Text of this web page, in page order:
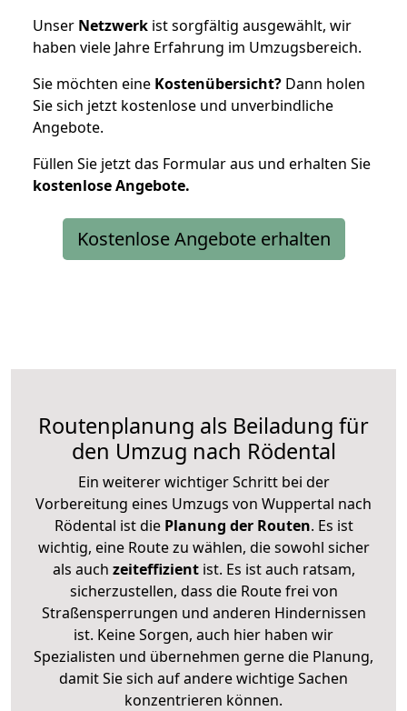
Unser Netzwerk ist sorgfältig ausgewählt, wir
haben viele Jahre Erfahrung im Umzugsbereich.
Sie möchten eine Kostenübersicht? Dann holen
Sie sich jetzt kostenlose und unverbindliche
Angebote.
Füllen Sie jetzt das Formular aus und erhalten Sie
kostenloseAngebote.
Kostenlose Angebote erhalten
Routenplanung als Beiladung für
den Umzug nach Rödental
Ein weiterer wichtiger Schritt bei der
Vorbereitung eines Umzugs von Wuppertal nach
Rödental ist diePlanung der Routen. Es ist
wichtig, eine Route zu wählen, die sowohl sicher
als auch zeiteffizientist. Es ist auch ratsam,
sicherzustellen, dass die Route frei von
Straßensperrungen und anderen Hindernissen
ist. Keine Sorgen, auch hier haben wir
Spezialisten und übernehmen gerne die Planung,
damit Sie sich auf andere wichtige Sachen
konzentrieren können.